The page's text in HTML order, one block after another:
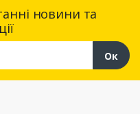
новини та
Ок